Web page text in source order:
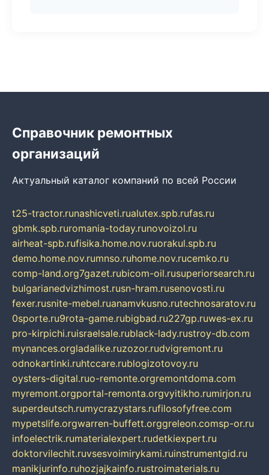
Справочник ремонтных
организаций
Актуальный каталог компаний по всей России
t25-tractor.runashicveti.rualutex.spb.rufas.ru
gbmk.spb.ruromania-today.runovoizol.ru
airheat-spb.rufisika.home.nov.ruorakul.spb.ru
demo.home.nov.rumnso.ruhome.nov.rucemko.ru
comp-land.org7gazet.rubicom-oil.rusuperiorsearch.ru
bulgarianedvizhimost.rusn-hram.rusenovosti.ru
fexer.rusnite-mebel.ruanamvkusno.rutechnosaratov.ru
0sporte.ru9rota-game.rubigbad.ru227gp.ruwes-ex.ru
pro-kirpichi.ruisraelsale.rublack-lady.rustroy-db.com
mynances.orgladalike.ruzozor.rudvigremont.ru
odnokartinki.ruhtccare.rublogizotovoy.ru
oysters-digital.ruo-remonte.orgremontdoma.com
myremont.orgportal-remonta.orgvyitikho.rumirjon.ru
superdeutsch.rumycrazystars.rufilosofyfree.com
mypetslife.orgwarren-buffett.orggreleon.comsp-or.ru
infoelectrik.rumaterialexpert.rudetkiexpert.ru
doktorvilechit.ruvsesvoimirykami.ruinstrumentgid.ru
manikjurinfo.ruhozjajkainfo.rustroimaterials.ru